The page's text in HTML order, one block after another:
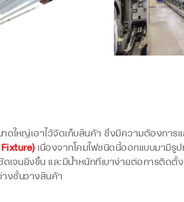
เอาไว้จัดเก็บสินค้า ซึ่งมีความต้องการแส
เนื่องจากโคมไฟชนิดนี้ออกแบบมามีรู
ดเจนยิ่งขึ้น และมีน้ำหนักที่เบาง่ายต่อการติ
งชั้นวางสินค้า